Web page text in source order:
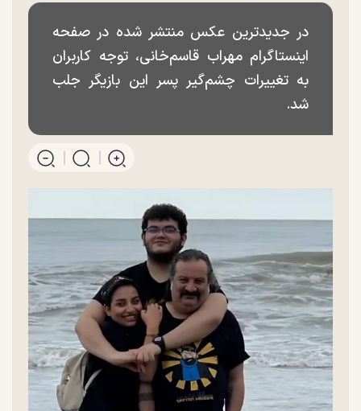
در جدیدترین عکس منتشر شده در صفحه
اینستاگرام مهراب قاسم‌خانی، توجه کاربران
به تغییرات چشم‌گیر پسر این بازیگر جلب
شد.